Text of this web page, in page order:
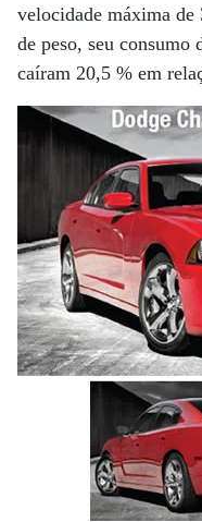
velocidade máxima de
de peso, seu consumo
caíram 20,5 % em